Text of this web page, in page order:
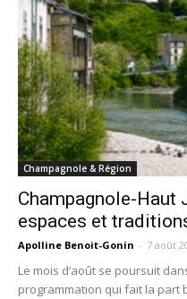
Champagnole & Région
Champagnole-Haut
espaces et
Apolline Benoit-Gonin - 7 août
Le mois d’août se poursuit
programmation qui fait la part